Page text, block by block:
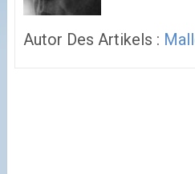
Autor Des Artikels :